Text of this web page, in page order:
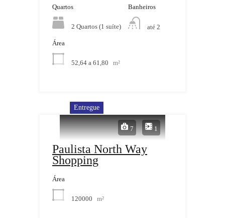
Quartos
2 Quartos (1 suíte)
Banheiros
até 2
Área
52,64 a 61,80 m²
7 1
Entregue
Paulista North Way
Shopping
Área
120000 m²